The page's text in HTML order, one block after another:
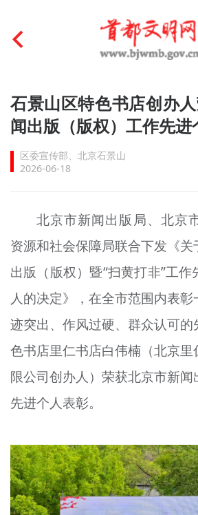
首页
文明创建
文明实践
未成年人思想道德建设
榜样人物
身边好人
文明评论
北京宣传文化引导基金
资料库
石景山区特色书店创办
闻出版（版权）工作先进
区委宣传部、北京石景山
2026-06-18
北京市新闻出版局、北京
资源和社会保障局联合下发《
出版（版权）暨“扫黄打非”工
人的决定》，在全市范围内表
迹突出、作风过硬、群众认可
色书店里仁书店白伟楠（北京
限公司创办人）荣获北京市新
先进个人表彰。